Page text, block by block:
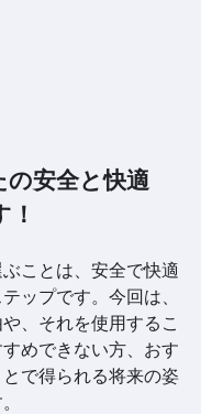
安全と快適
ことは、安全で快適
ップです。今回は、
、それを使用するこ
めできない方、おす
で得られる将来の姿